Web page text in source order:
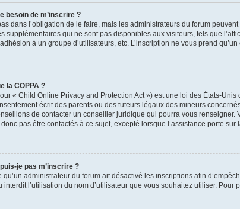
besoin de m’inscrire ?
dans l’obligation de le faire, mais les administrateurs du forum
supplémentaires qui ne sont pas disponibles aux visiteurs, tels que
à un groupe d’utilisateurs, etc. L’inscription ne vous prend
la COPPA ?
« Child Online Privacy and Protection Act ») est une loi des États-
écrit des parents ou des tuteurs légaux des mineurs
de contacter un conseiller juridique qui pourra vous
pas être contactés à ce sujet, excepté lorsque l’assistance porte
je pas m’inscrire ?
qu’un administrateur du forum ait désactivé les inscriptions afin
interdit l’utilisation du nom d’utilisateur que vous souhaitez utiliser. Pour